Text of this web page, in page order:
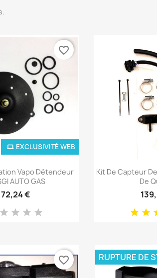
rapide
Vapo Détendeur
AUTO GAS
72,24 €
EXCLUSIVITÉ WEB
favorite_border

Kit De Capteur
De
favorite_border RUPTURE DE